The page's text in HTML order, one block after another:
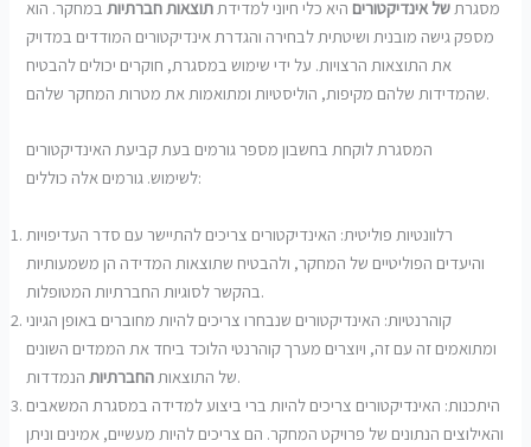
מסגרתשל אינדיקטורים היא כלי חיוני למדידתתוצאות חברתיותבמחקר. הוא
מספק גישה מובנית ושיטתית לבחירה והגדרת אינדיקטורים המודדים במדויק
את התוצאות הרצויות. על ידי שימוש במסגרת, חוקרים יכולים להבטיח
שהמדידות שלהם מקיפות, הוליסטיות ומתואמות את מטרות המחקר שלהם.
המסגרת לוקחת בחשבון מספר גורמים בעת קביעת האינדיקטורים
לשימוש. גורמים אלה כוללים:
רלוונטיות פוליטית: האינדיקטורים צריכים להתיישר עם סדר העדיפויות
והיעדים הפוליטיים של המחקר, ולהבטיח שתוצאות המדידה הן משמעותיות
בהקשר לסוגיות החברתיות המטופלות.
קוהרנטיות: האינדיקטורים שנבחרו צריכים להיות מחוברים באופן הגיוני
ומתואמים זה עם זה, ויוצרים מערך קוהרנטי הלוכד ביחד את הממדים השונים
של התוצאות החברתיות
הנמדדות.
היתכנות: האינדיקטורים צריכים להיות ברי ביצוע למדידה במסגרת המשאבים
והאילוצים הנתונים של פרויקט המחקר. הם צריכים להיות מעשיים, אמינים וניתן